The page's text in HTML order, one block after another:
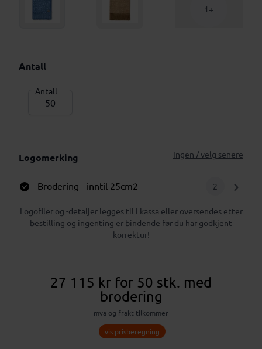
1+
Antall
Antall
Logomerking Ingen / velg senere
Brodering - inntil 25cm2 2
Logofiler og -detaljer legges til i kassa eller oversendes etter
bestilling og ingenting er bindende før du har godkjent
korrektur!
27 115 kr for 50 stk. med
brodering
mva og frakt tilkommer
vis prisberegning